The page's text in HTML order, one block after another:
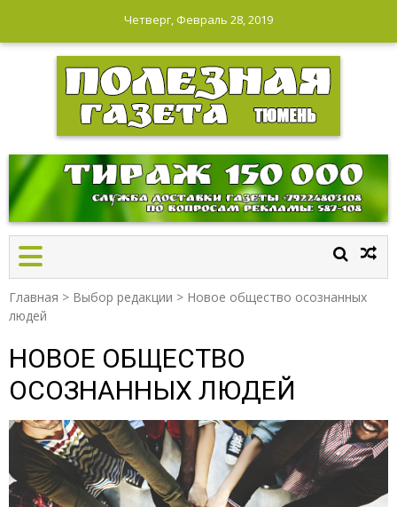
Четверг, Февраль 28, 2019
ПОЛЕЗНАЯ ГАЗЕТА
Главная > Выбор редакции > Новое общество осознанных
людей
НОВОЕ ОБЩЕСТВО
ОСОЗНАННЫХ ЛЮДЕЙ